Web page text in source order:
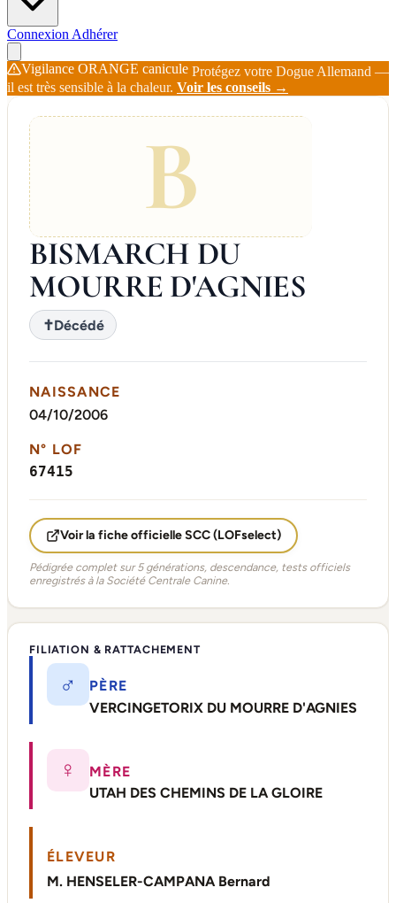
Connexion Adhérer
Vigilance ORANGE canicule Protégez votre Dogue Allemand —
il est très sensible à la chaleur. Voir les conseils →
B
BISMARCH DU
MOURRE D'AGNIES
✝Décédé
NAISSANCE
04/10/2006
N° LOF
67415
Voir la fiche officielle SCC (LOFselect)
Pédigrée complet sur 5 générations, descendance, tests officiels
enregistrés à la Société Centrale Canine.
FILIATION & RATTACHEMENT
♂
PÈRE
VERCINGETORIX DU MOURRE D'AGNIES
♀
MÈRE
UTAH DES CHEMINS DE LA GLOIRE
ÉLEVEUR
M. HENSELER-CAMPANA Bernard